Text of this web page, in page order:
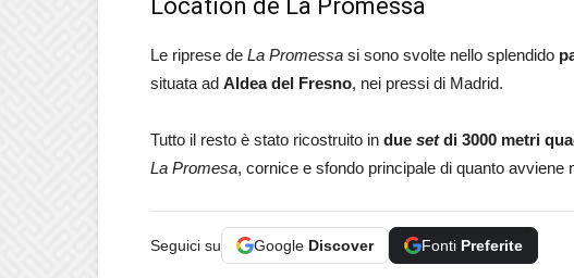
Location de La Promessa
Le riprese de La Promessa si sono svolte nello splendido
situata ad Aldea del Fresno, nei pressi di Madrid.
Tutto il resto è stato ricostruito in due setdi 3000 metri
La Promesa, cornice e sfondo principale di quanto avviene
Seguici su Google Discover Fonti Preferite